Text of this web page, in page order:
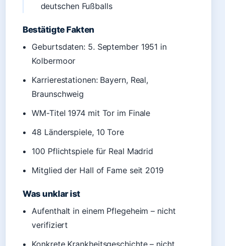
deutschen Fußballs
Bestätigte Fakten
Geburtsdaten: 5. September 1951 in
Kolbermoor
Karrierestationen: Bayern, Real,
Braunschweig
WM-Titel 1974 mit Tor im Finale
48 Länderspiele, 10 Tore
100 Pflichtspiele für Real Madrid
Mitglied der Hall of Fame seit 2019
Was unklar ist
Aufenthalt in einem Pflegeheim – nicht
verifiziert